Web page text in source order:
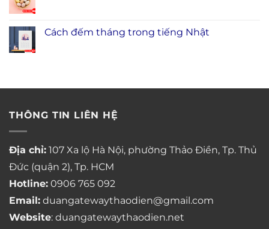
Cách đếm tháng trong tiếng Nhật
THÔNG TIN LIÊN HỆ
Địa chỉ: 107 Xa lộ Hà Nội, phường Thảo Điền, Tp. Thủ
Đức (quận 2), Tp. HCM
Hotline: 0906 765 092
Email: duangatewaythaodien@gmail.com
Website: duangatewaythaodien.net